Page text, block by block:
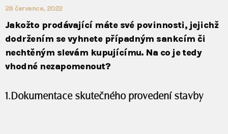
28 července, 2022
Jakožto prodávající máte své povinnosti, jejichž
dodržením se vyhnete případným sankcím či
nechtěným slevám kupujícímu. Na co je tedy
vhodné nezapomenout?
1.Dokumentace skutečného provedení stavby